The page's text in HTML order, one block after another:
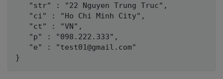
   "str" : "22 Nguyen Trung Truc",
   "ci" : "Ho Chi Minh City",
   "ct" : "VN",
   "p" : "098.222.333",
   "e" : "test01@gmail.com"